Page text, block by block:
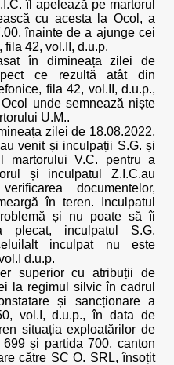
îl apelează pe martorul
cu acesta la Ocol, a
înainte de a ajunge cei
fila 42, vol.II, d.u.p.
în dimineața zilei de
ce rezultă atât din
fila 42, vol.II, d.u.p.,
unde semnează niște
U.M..
zilei de 18.08.2022,
venit și inculpații S.G. și
martorului V.C. pentru a
și inculpatul Z.I.C.au
documentelor,
în teren. Inculpatul
și nu poate să îi
plecat, inculpatul S.G.
inculpat nu este
d.u.p.
superior cu atribuții de
la regimul silvic în cadrul
și sancționare a
vol.I, d.u.p., în data de
situația exploatărilor de
și partida 700, canton
către SC O. SRL, însoțit